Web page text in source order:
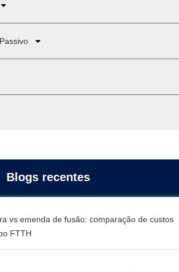
Blogs recentes
vs emenda de fusão: comparação de custos
FTTH